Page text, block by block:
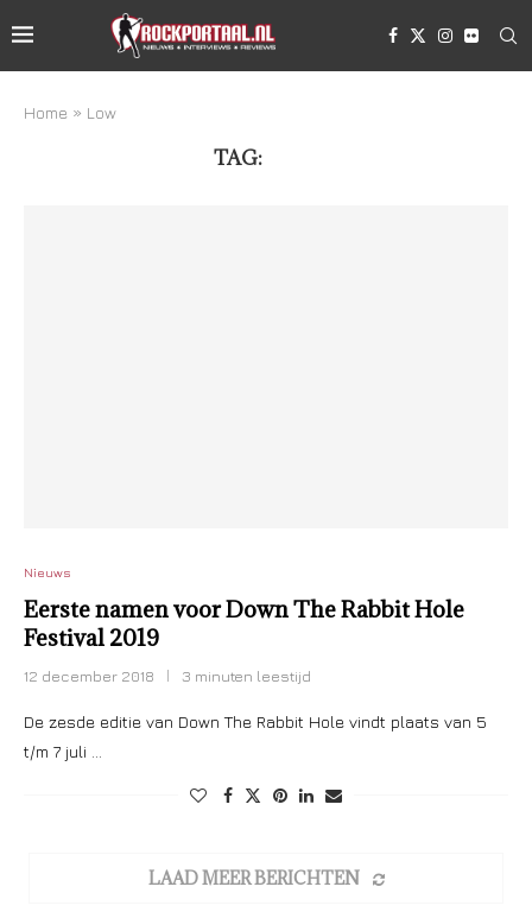
Home » Low
TAG:
Nieuws
Eerste namen voor Down The Rabbit Hole
Festival 2019
12 december 2018 3 minuten leestijd
De zesde editie van Down The Rabbit Hole vindt plaats van 5
t/m 7 juli …
LAAD MEER BERICHTEN